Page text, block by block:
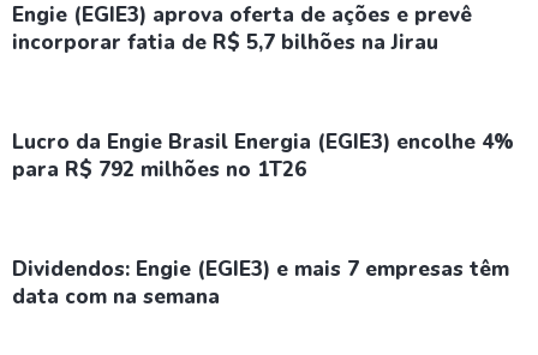
Engie (EGIE3) aprova oferta de ações e prevê
incorporar fatia de R$ 5,7 bilhões na Jirau
Lucro da Engie Brasil Energia (EGIE3) encolhe 4%
para R$ 792 milhões no 1T26
Dividendos: Engie (EGIE3) e mais 7 empresas têm
data com na semana